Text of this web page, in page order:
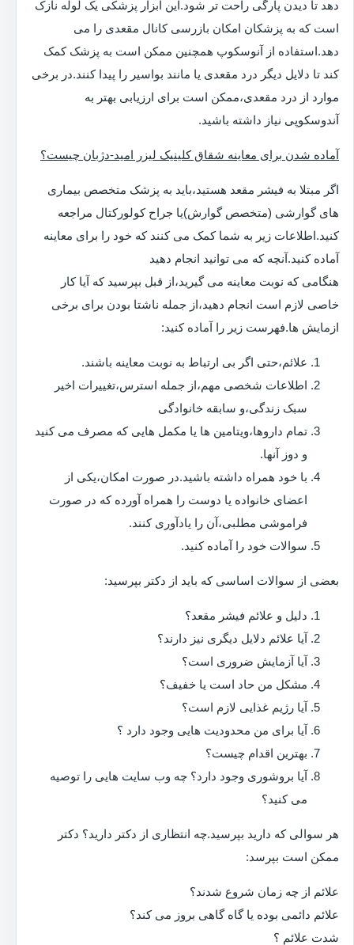
دهد تا دیدن پارگی راحت تر شود.این ابزار پزشکی یک لوله نازک
است که به پزشکان امکان بازرسی کانال مقعدی را می
دهد.استفاده از آنوسکوپ همچنین ممکن است به پزشک کمک
کند تا دلایل دیگر درد مقعدی یا مانند بواسیر را پیدا کنند.در برخی
موارد از درد مقعدی،ممکن است برای ارزیابی بهتر به
آندوسکوپی نیاز داشته باشید.
آماده شدن برای معاینه شقاق کلینیک لیزر امید-دژبان چیست؟
اگر مبتلا به فیشر مقعد هستید،باید به پزشک متخصص بیماری
های گوارشی (متخصص گوارش)یا جراح کولورکتال مراجعه
کنید.اطلاعات زیر به شما کمک می کنند که خود را برای معاینه
آماده کنید.آنچه که می توانید انجام دهید
هنگامی که نوبت معاینه می گیرید،از قبل بپرسید که آیا کار
خاصی لازم است انجام دهید،از جمله ناشتا بودن برای برخی
ازمایش ها.فهرست زیر را آماده کنید:
علائم،حتی اگر بی ارتباط به نوبت معاینه باشند.
اطلاعات شخصی مهم،از جمله استرس،تغییرات اخیر
سبک زندگی،و سابقه خانوادگی
تمام داروها،ویتامین ها یا مکمل هایی که مصرف می کنید
و دوز آنها.
با خود همراه داشته باشید.در صورت امکان،یکی از
اعضای خانواده یا دوست را همراه آورده که در صورت
فراموشی مطلبی،آن را یادآوری کنند.
سوالات خود را آماده کنید.
بعضی از سوالات اساسی که باید از دکتر بپرسید:
دلیل و علائم فیشر مقعد؟
آیا علائم دلایل دیگری نیز دارند؟
آیا آزمایش ضروری است؟
مشکل من حاد است یا خفیف؟
آیا رژیم غذایی لازم است؟
آیا برای من محدودیت هایی وجود دارد ؟
بهترین اقدام چیست؟
آیا بروشوری وجود دارد؟ چه وب سایت هایی را توصیه
می کنید؟
هر سوالی که دارید بپرسید.چه انتظاری از دکتر دارید؟ دکتر
ممکن است بپرسد:
علائم از چه زمان شروع شدند؟
علائم دائمی بوده یا گاه گاهی بروز می کند؟
شدت علائم ؟